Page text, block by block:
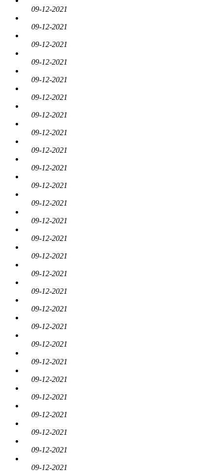
09-12-2021
09-12-2021
09-12-2021
09-12-2021
09-12-2021
09-12-2021
09-12-2021
09-12-2021
09-12-2021
09-12-2021
09-12-2021
09-12-2021
09-12-2021
09-12-2021
09-12-2021
09-12-2021
09-12-2021
09-12-2021
09-12-2021
09-12-2021
09-12-2021
09-12-2021
09-12-2021
09-12-2021
09-12-2021
09-12-2021
09-12-2021